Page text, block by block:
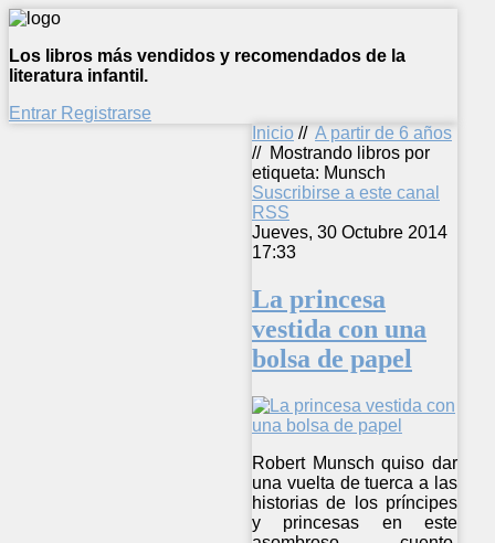
Los libros más vendidos y recomendados de la
literatura infantil.
Entrar Registrarse
Inicio // A partir de 6 años
// Mostrando libros por
etiqueta: Munsch
Suscribirse a este canal
RSS
Jueves, 30 Octubre 2014
17:33
La princesa
vestida con una
bolsa de papel
Robert Munsch quiso dar
una vuelta de tuerca a las
historias de los príncipes
y princesas en este